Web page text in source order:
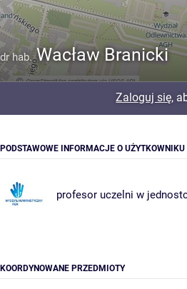
dr hab. Wacław Branicki
Zaloguj się,
PODSTAWOWE INFORMACJE O UŻYTKOWNIKU
profesor uczelni w
KOORDYNOWANE PRZEDMIOTY